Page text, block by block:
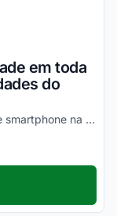
em toda
do
Confira os valores promocionais para esse smartphone na loja virtual Motorola e economize hoje mesmo!